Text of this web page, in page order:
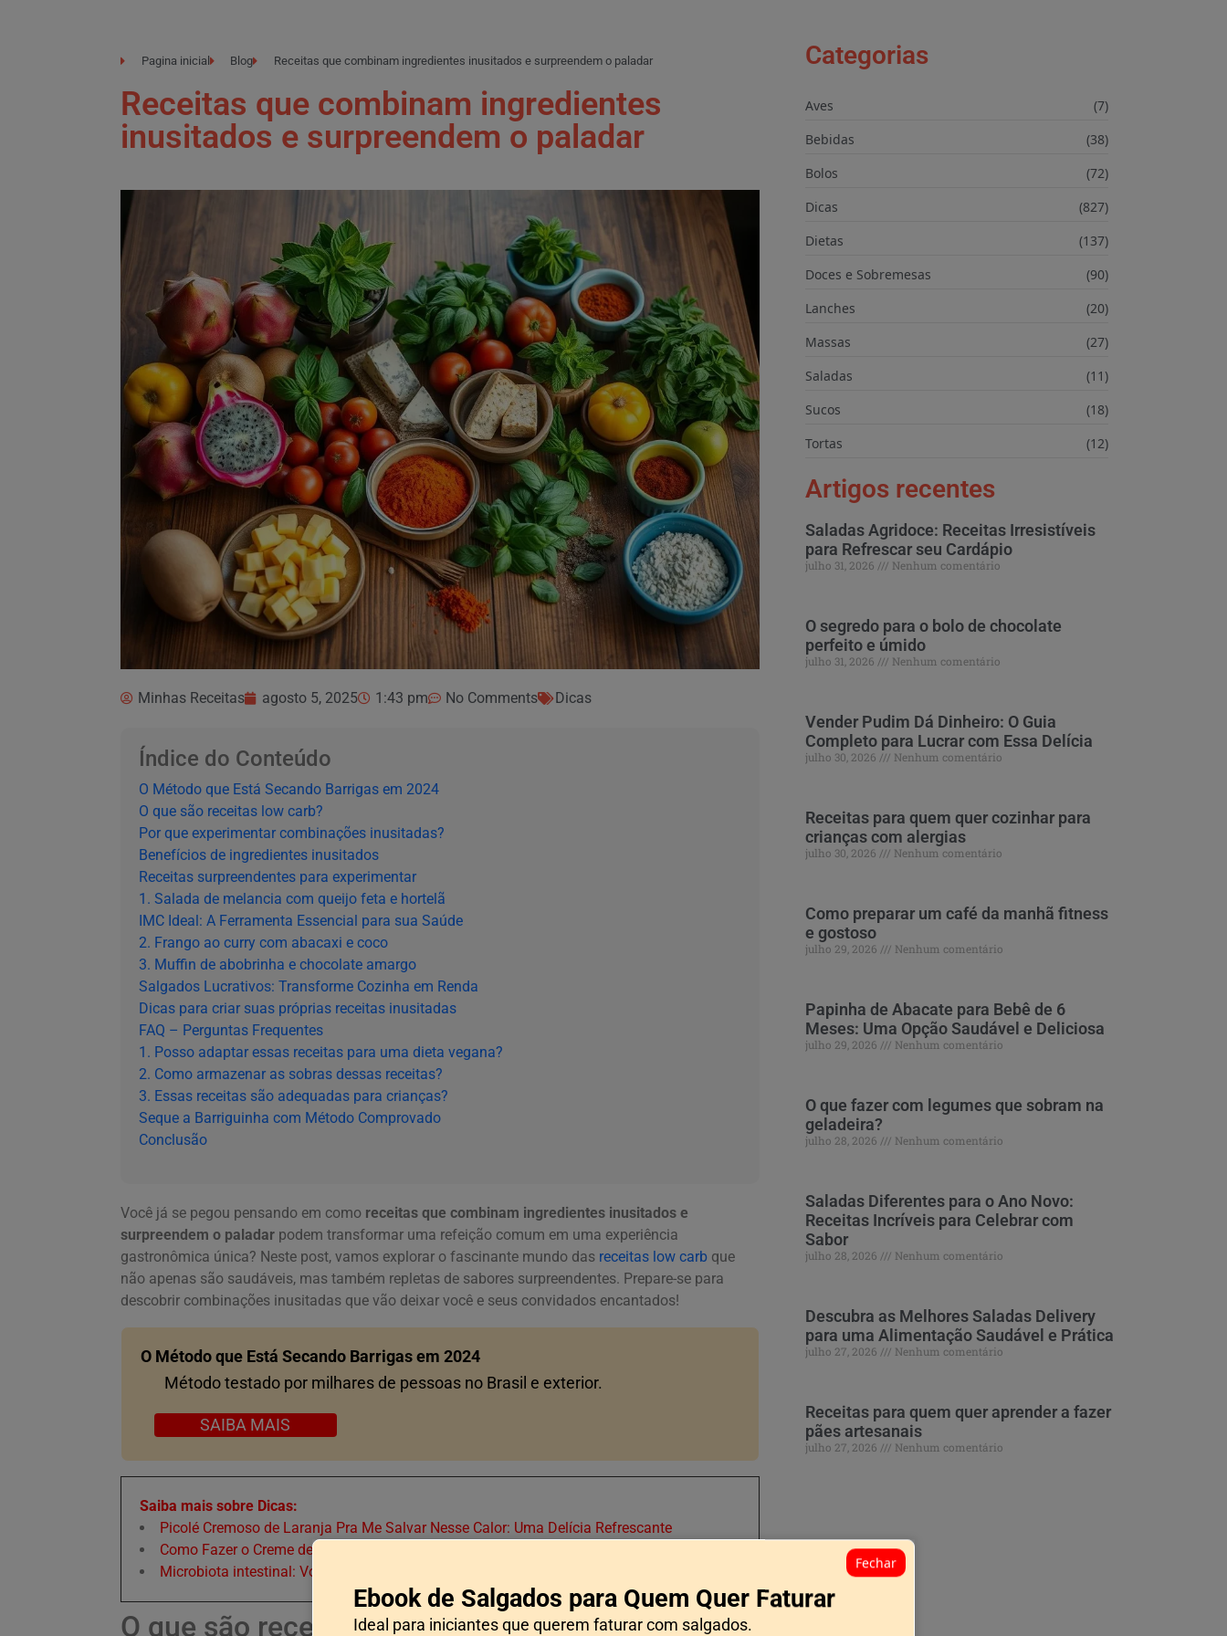
Pagina inicial Blog Receitas que combinam ingredientes inusitados e surpreendem o paladar
Receitas que combinam ingredientes
inusitados e surpreendem o paladar
Minhas Receitas agosto 5, 2025 1:43 pm No Comments Dicas
Índice do Conteúdo
O Método que Está Secando Barrigas em 2024
O que são receitas low carb?
Por que experimentar combinações inusitadas?
Benefícios de ingredientes inusitados
Receitas surpreendentes para experimentar
1. Salada de melancia com queijo feta e hortelã
IMC Ideal: A Ferramenta Essencial para sua Saúde
2. Frango ao curry com abacaxi e coco
3. Muffin de abobrinha e chocolate amargo
Salgados Lucrativos: Transforme Cozinha em Renda
Dicas para criar suas próprias receitas inusitadas
FAQ – Perguntas Frequentes
1. Posso adaptar essas receitas para uma dieta vegana?
2. Como armazenar as sobras dessas receitas?
3. Essas receitas são adequadas para crianças?
Seque a Barriguinha com Método Comprovado
Conclusão
Você já se pegou pensando em como receitas que combinam ingredientes inusitados e
surpreendem o paladar podem transformar uma refeição comum em uma experiência
gastronômica única? Neste post, vamos explorar o fascinante mundo das receitas low carb que
não apenas são saudáveis, mas também repletas de sabores surpreendentes. Prepare-se para
descobrir combinações inusitadas que vão deixar você e seus convidados encantados!
O Método que Está Secando Barrigas em 2024
Método testado por milhares de pessoas no Brasil e exterior.
SAIBA MAIS
Saiba mais sobre Dicas:
Picolé Cremoso de Laranja Pra Me Salvar Nesse Calor: Uma Delícia Refrescante
Como Fazer o Creme de Confeiteiro: O Segredo Revelado!
Microbiota intestinal: Você sabia que ela afeta sua imunidade?
O que são receitas low carb?
Categorias
Aves
(7)
Bebidas
(38)
Bolos
(72)
Dicas
(827)
Dietas
(137)
Doces e Sobremesas
(90)
Lanches
(20)
Massas
(27)
Saladas
(11)
Sucos
(18)
Tortas
(12)
Artigos recentes
Saladas Agridoce: Receitas Irresistíveis
para Refrescar seu Cardápio
julho 31, 2026 Nenhum comentário
O segredo para o bolo de chocolate
perfeito e úmido
julho 31, 2026 Nenhum comentário
Vender Pudim Dá Dinheiro: O Guia
Completo para Lucrar com Essa Delícia
julho 30, 2026 Nenhum comentário
Receitas para quem quer cozinhar para
crianças com alergias
julho 30, 2026 Nenhum comentário
Como preparar um café da manhã fitness
e gostoso
julho 29, 2026 Nenhum comentário
Papinha de Abacate para Bebê de 6
Meses: Uma Opção Saudável e Deliciosa
julho 29, 2026 Nenhum comentário
O que fazer com legumes que sobram na
geladeira?
julho 28, 2026 Nenhum comentário
Saladas Diferentes para o Ano Novo:
Receitas Incríveis para Celebrar com
Sabor
julho 28, 2026 Nenhum comentário
Descubra as Melhores Saladas Delivery
para uma Alimentação Saudável e Prática
julho 27, 2026 Nenhum comentário
Receitas para quem quer aprender a fazer
pães artesanais
julho 27, 2026 Nenhum comentário
Ebook de Salgados para Quem Quer Faturar
Ideal para iniciantes que querem faturar com salgados.
Fechar